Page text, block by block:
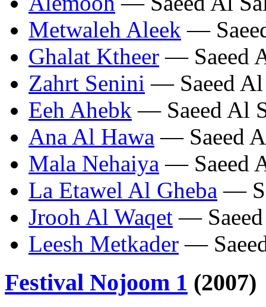
Metwaleh Aleek —
Ghalat Ktheer — Saeed
Zahrt Senini — Saeed Al
Eeh Ahebk — Saeed Al
Ana Al Hawa — Saeed
Mala Nehaiya — Saeed
La Etawel Al Gheba —
Jrooh Al Waqet —
Leesh Metkader —
Festival Nojoom 1 (2007)